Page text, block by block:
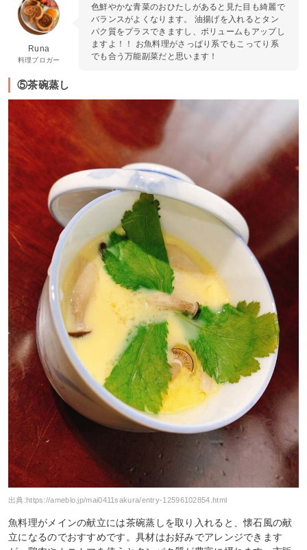
Runa
料理ブロガー
色鮮やかな青菜のおひたしがあると見た目も綺麗で
バランスがよくなります。 油揚げを入れるとタン
パク質をプラスできますし、ボリュームもアップし
ますよ！！ お魚料理がさっぱり系でもこってり系
でも合う万能副菜だと思います！
⑤茶碗蒸し
出典:https://ameblo.jp/mai0411sakura/entry-12596102854.html
魚料理がメインの献立には茶碗蒸しを取り入れると、懐石風の献
立になるのでおすすめです。具材はお好みでアレンジできます